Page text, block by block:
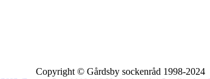
Copyright © Gårdsby sockenråd 1998-2024